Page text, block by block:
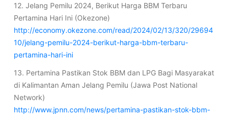
12. Jelang Pemilu 2024, Berikut Harga BBM Terbaru
Pertamina Hari Ini (Okezone)
http://economy.okezone.com/read/2024/02/13/320/29694
10/jelang-pemilu-2024-berikut-harga-bbm-terbaru-
pertamina-hari-ini
13. Pertamina Pastikan Stok BBM dan LPG Bagi Masyarakat
di Kalimantan Aman Jelang Pemilu (Jawa Post National
Network)
http://www.jpnn.com/news/pertamina-pastikan-stok-bbm-